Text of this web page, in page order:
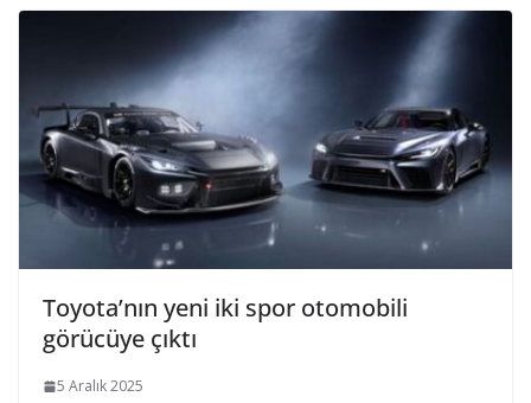
Toyota’nın yeni iki spor otomobili
görücüye çıktı
5 Aralık 2025